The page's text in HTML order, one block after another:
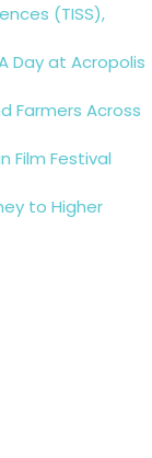
(TISS),
Day at Acropolis
Farmers Across
Film Festival
to Higher